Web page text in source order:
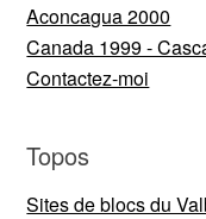
Aconcagua 2000
Canada 1999 -
Contactez-moi
Topos
Sites de blocs du